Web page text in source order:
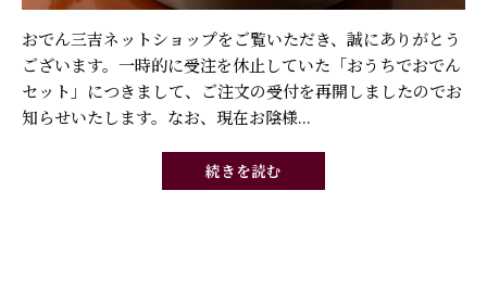
おでん三吉ネットショップをご覧いただき、誠にありがとう
ございます。一時的に受注を休止していた「おうちでおでん
セット」につきまして、ご注文の受付を再開しましたのでお
知らせいたします。なお、現在お陰様...
続きを読む